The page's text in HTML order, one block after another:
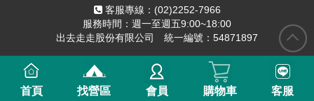
客服專線： (02)2252-7966
服務時間：週一至週五9:00~18:00
出去走走股份有限公司 統一編號：54871897
首頁 找營區 會員 購物車 客服